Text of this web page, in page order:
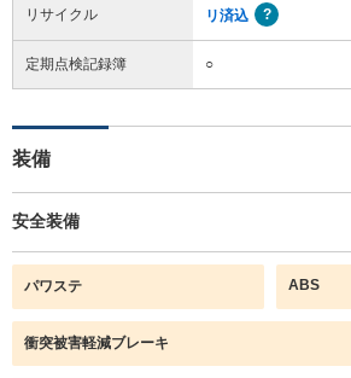
リサイクル リ済込
定期点検記録簿 ○
装備
安全装備
パワステ ABS
衝突被害軽減ブレーキ